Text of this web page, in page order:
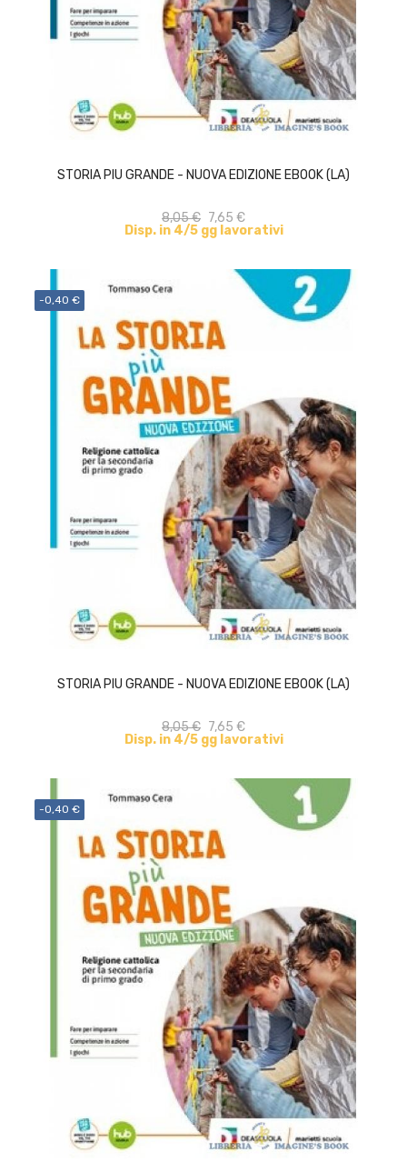
STORIA PIU GRANDE - NUOVA EDIZIONE EBOOK (LA)
8,05 € 7,65 €
Disp. in 4/5 gg lavorativi
ACQUISTA
-0,40 €
STORIA PIU GRANDE - NUOVA EDIZIONE EBOOK (LA)
8,05 € 7,65 €
Disp. in 4/5 gg lavorativi
ACQUISTA
-0,40 €
ACQUISTA